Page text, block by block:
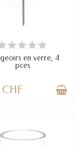
ARTICLES EN STOCK
en verre, 4
pces
CHF